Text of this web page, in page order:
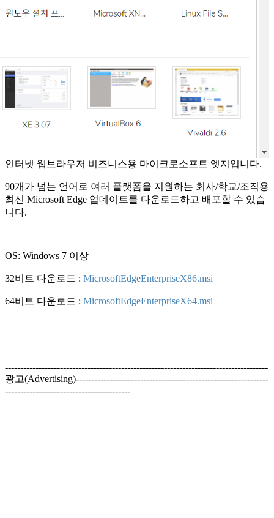
인터넷 웹브라우저 비즈니스용 마이크로소프트 엣지입니다.
90개가 넘는 언어로 여러 플랫폼을 지원하는 회사/학교/조직용
최신 Microsoft Edge 업데이트를 다운로드하고 배포할 수 있습
니다.
OS: Windows 7 이상
32비트 다운로드 : MicrosoftEdgeEnterpriseX86.msi
64비트 다운로드 : MicrosoftEdgeEnterpriseX64.msi
--------------------------------------------------------------------------------------
광고(Advertising)---------------------------------------------------------------
-----------------------------------------